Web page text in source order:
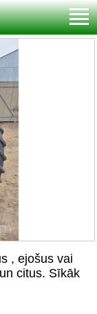
, ejošus vai
citus. Sīkāk